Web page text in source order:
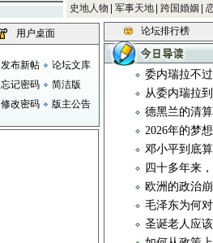
史地人物
军事天地 跨国婚姻
用户桌面
发布新帖
论坛文库
忘记密码
简洁版
修改密码
版主公告
论坛排行榜
委内瑞拉不
从委内瑞拉
德黑兰的清
2026年的梦想
邓小平到底
四十多年来
欧洲的政治
毛泽东为何
圣诞老人应